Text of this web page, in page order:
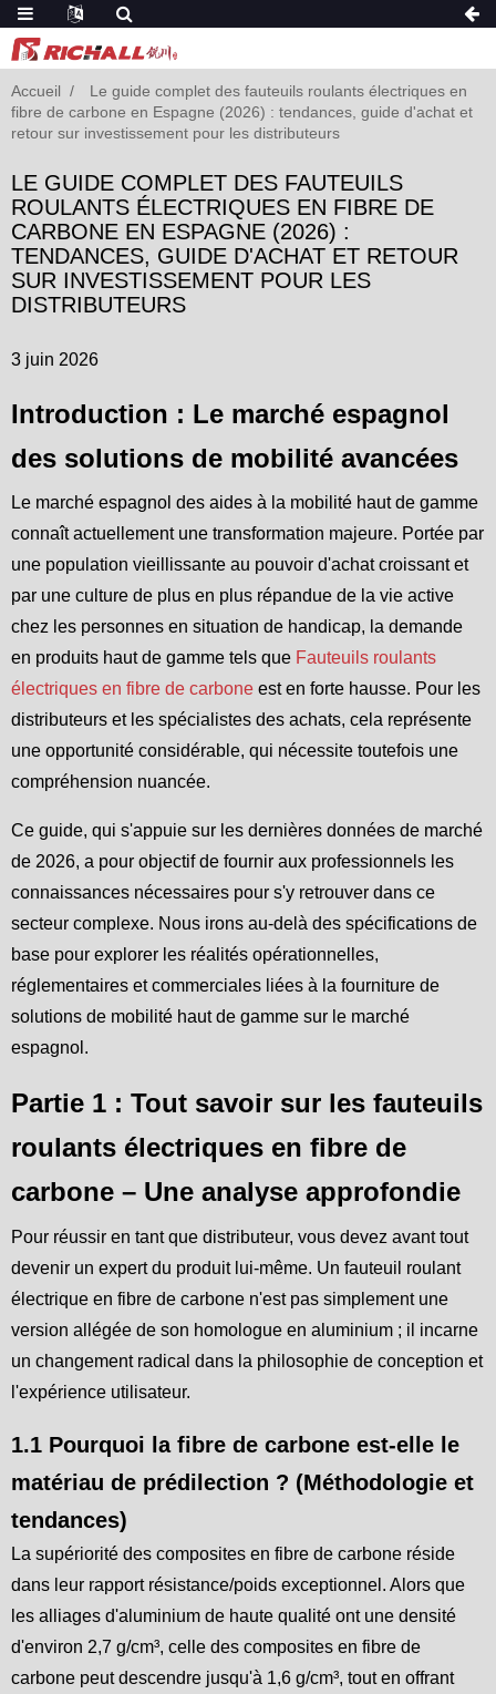
Accueil
Le guide complet des fauteuils roulants électriques en
fibre de carbone en Espagne (2026) : tendances, guide d'achat et
retour sur investissement pour les distributeurs
LE GUIDE COMPLET DES FAUTEUILS
ROULANTS ÉLECTRIQUES EN FIBRE DE
CARBONE EN ESPAGNE (2026) :
TENDANCES, GUIDE D'ACHAT ET RETOUR
SUR INVESTISSEMENT POUR LES
DISTRIBUTEURS
3 juin 2026
Introduction : Le marché espagnol
des solutions de mobilité avancées
Le marché espagnol des aides à la mobilité haut de gamme
connaît actuellement une transformation majeure. Portée par
une population vieillissante au pouvoir d'achat croissant et
par une culture de plus en plus répandue de la vie active
chez les personnes en situation de handicap, la demande
en produits haut de gamme tels que Fauteuils roulants
électriques en fibre de carbone est en forte hausse. Pour les
distributeurs et les spécialistes des achats, cela représente
une opportunité considérable, qui nécessite toutefois une
compréhension nuancée.
Ce guide, qui s'appuie sur les dernières données de marché
de 2026, a pour objectif de fournir aux professionnels les
connaissances nécessaires pour s'y retrouver dans ce
secteur complexe. Nous irons au-delà des spécifications de
base pour explorer les réalités opérationnelles,
réglementaires et commerciales liées à la fourniture de
solutions de mobilité haut de gamme sur le marché
espagnol.
Partie 1 : Tout savoir sur les fauteuils
roulants électriques en fibre de
carbone – Une analyse approfondie
Pour réussir en tant que distributeur, vous devez avant tout
devenir un expert du produit lui-même. Un fauteuil roulant
électrique en fibre de carbone n'est pas simplement une
version allégée de son homologue en aluminium ; il incarne
un changement radical dans la philosophie de conception et
l'expérience utilisateur.
1.1 Pourquoi la fibre de carbone est-elle le
matériau de prédilection ? (Méthodologie et
tendances)
La supériorité des composites en fibre de carbone réside
dans leur rapport résistance/poids exceptionnel. Alors que
les alliages d'aluminium de haute qualité ont une densité
d'environ 2,7 g/cm³, celle des composites en fibre de
carbone peut descendre jusqu'à 1,6 g/cm³, tout en offrant